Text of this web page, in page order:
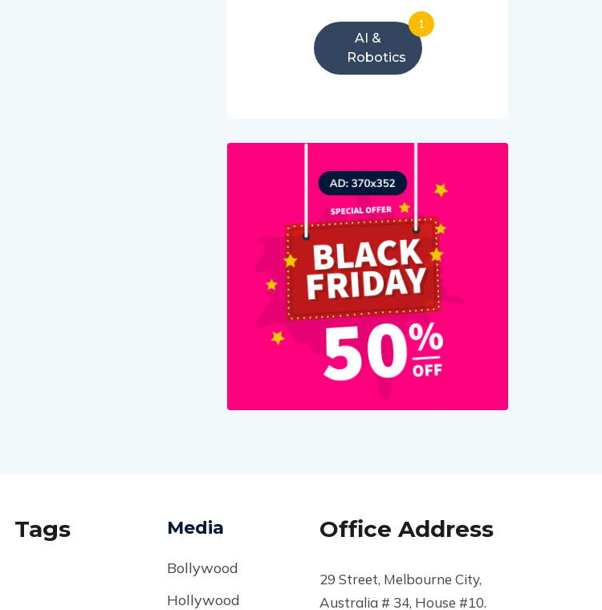
AI &
Robotics
1
Tags Media
Bollywood
Hollywood
Office Address
29 Street, Melbourne City,
Australia # 34, House #10.